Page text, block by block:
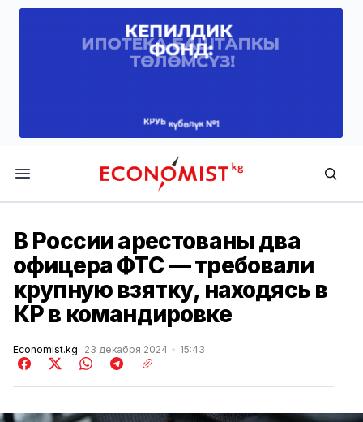
Economist.kg
В России арестованы два
офицера ФТС — требовали
крупную взятку, находясь в
КР в командировке
Economist.kg 23 декабря 2024 15:43